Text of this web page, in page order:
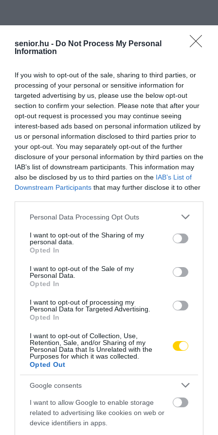
senior.hu - Do Not Process My Personal
Information
If you wish to opt-out of the sale, sharing to third parties, or
processing of your personal or sensitive information for
targeted advertising by us, please use the below opt-out
section to confirm your selection. Please note that after your
opt-out request is processed you may continue seeing
interest-based ads based on personal information utilized by
us or personal information disclosed to third parties prior to
your opt-out. You may separately opt-out of the further
disclosure of your personal information by third parties on the
IAB’s list of downstream participants. This information may
also be disclosed by us to third parties on the IAB’s List of
Downstream Participants that may further disclose it to other
Please note that this website/app uses one or more Google
not limited to your visit or usage behaviour. You may click to
grant or deny consent to Google and its third-party tags to
use your data for below specified purposes in below Google
consent section.
Personal Data Processing Opt Outs
I want to opt-out of the Sharing of my
personal data.
Opted In
I want to opt-out of the Sale of my
Personal Data.
Opted In
I want to opt-out of processing my
Personal Data for Targeted Advertising.
Opted In
I want to opt-out of Collection, Use,
Retention, Sale, and/or Sharing of my
Personal Data that Is Unrelated with the
Purposes for which it was collected.
Opted Out
Google consents
I want to allow Google to enable storage
related to advertising like cookies on web or
device identifiers in apps.
CÍMKE:
AJÁNLÓ
SZERETNÉNK ÖNÁLLÓAN
MENNI A PIACRA?
2026. AUGUSZTUS 05.
PROGRAM ÜGYÉBEN: BAJBAN
VAN A SZOLGÁLTATÁS? 7
KÉRDÉS, AMIRE MINDEN